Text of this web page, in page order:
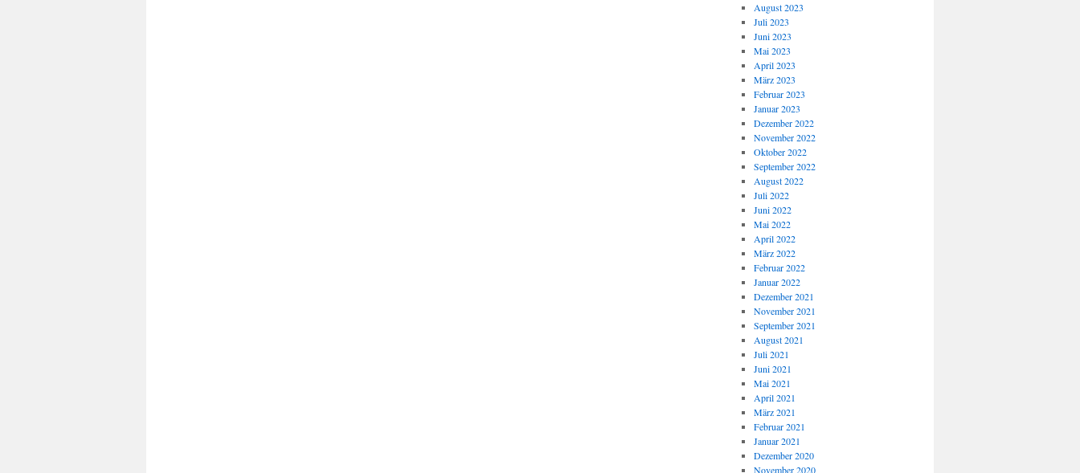
August 2023
Juli 2023
Juni 2023
Mai 2023
April 2023
März 2023
Februar 2023
Januar 2023
Dezember 2022
November 2022
Oktober 2022
September 2022
August 2022
Juli 2022
Juni 2022
Mai 2022
April 2022
März 2022
Februar 2022
Januar 2022
Dezember 2021
November 2021
September 2021
August 2021
Juli 2021
Juni 2021
Mai 2021
April 2021
März 2021
Februar 2021
Januar 2021
Dezember 2020
November 2020